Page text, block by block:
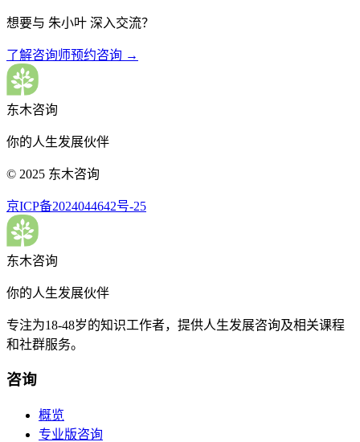
想要与 朱小叶 深入交流？
了解咨询师预约咨询 →
东木咨询
你的人生发展伙伴
© 2025 东木咨询
京ICP备2024044642号-25
东木咨询
你的人生发展伙伴
专注为18-48岁的知识工作者，提供人生发展咨询及相关课程
和社群服务。
咨询
概览
专业版咨询